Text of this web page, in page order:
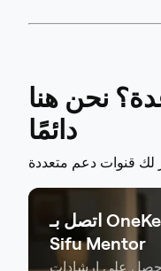
نحن هنا
دائمًا
اتصل بـ OneKey
Sifu Mentor
احصل على إرشادات